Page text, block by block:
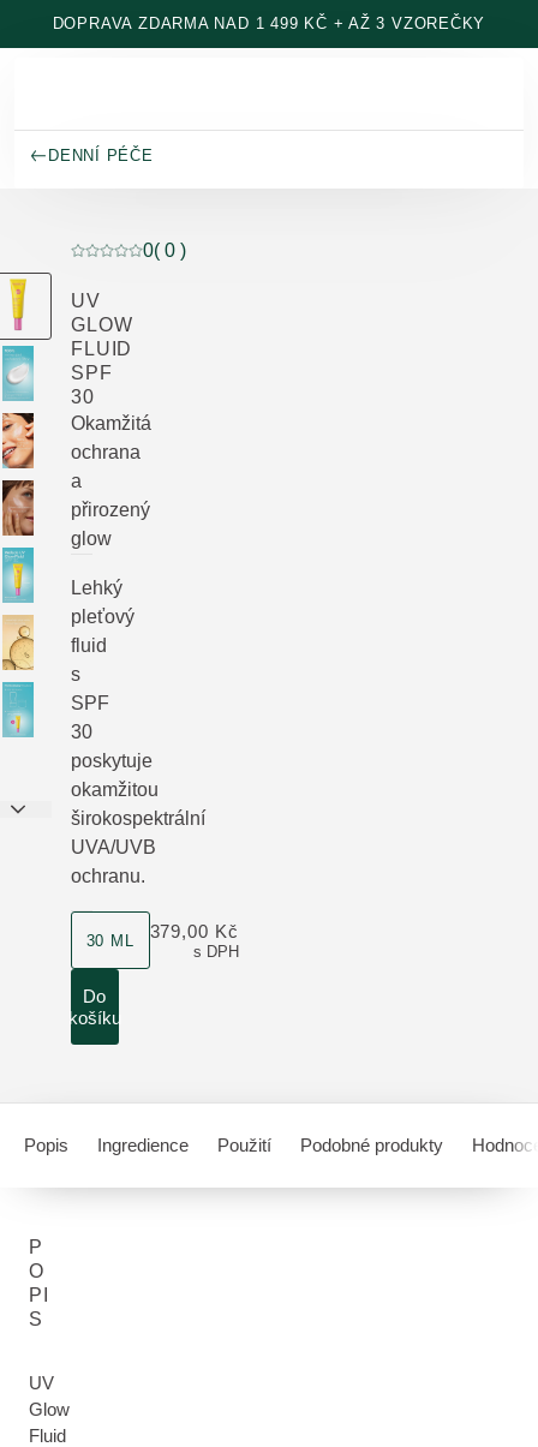
Přeskočit na hlavní obsah
DOPRAVA ZDARMA NAD 1 499 KČ + AŽ 3 VZOREČKY
DENNÍ PÉČE
Aktuální hodnocení: 0 z 5 hvězdiček hodnoceno 0
0( 0 )
UV
GLOW
FLUID
SPF
30
Okamžitá
ochrana
a
přirozený
glow
Lehký
pleťový
fluid
s
SPF
30
poskytuje
okamžitou
širokospektrální
UVA/UVB
ochranu.
velikost produktu
30 ML
s DPH
379,00 Kč
Do
košíku
Popis Ingredience Použití Podobné produkty
P
O
PI
S
UV
Glow
Fluid